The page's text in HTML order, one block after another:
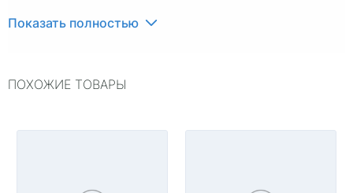
Показать полностью
ПОХОЖИЕ ТОВАРЫ